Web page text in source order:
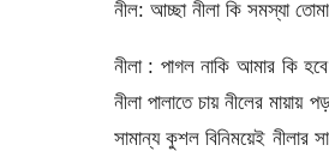
নীল: আচ্ছা নীলা কি সমস্যা
নীলা : পাগল নাকি আমার কি
নীলা পালাতে চায় নীলের
সামান্য কুশল বিনিময়েই